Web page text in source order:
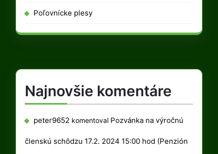
Poľovnícke plesy
Najnovšie komentáre
peter9652 komentoval Pozvánka na výročnú
členskú schôdzu 17.2. 2024 15:00 hod (Penzión